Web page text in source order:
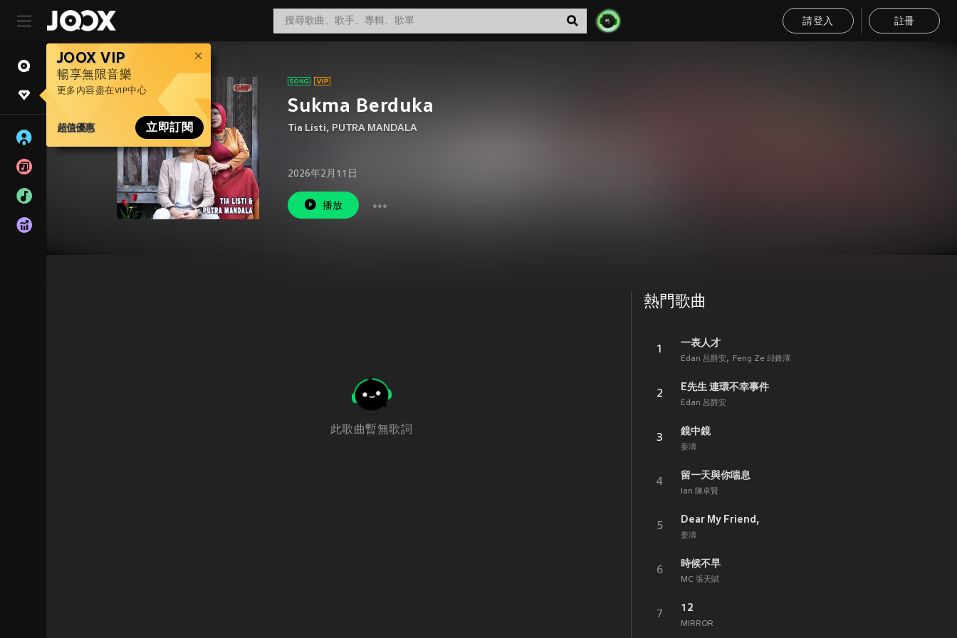
請登入 註冊
JOOX VIP
暢享無限音樂
更多內容盡在VIP中心
超值優惠 立即訂閱
Sukma Berduka
Tia Listi, PUTRA MANDALA
2026年2月11日
播放
此歌曲暫無歌詞
熱門歌曲
1
一表人才
Edan 呂爵安 Feng Ze 邱鋒澤
2
E先生 連環不幸事件
Edan 呂爵安
3
鏡中鏡
姜濤
4
留一天與你喘息
Ian 陳卓賢
5
Dear My Friend,
姜濤
6
時候不早
MC 張天賦
7
12
MIRROR